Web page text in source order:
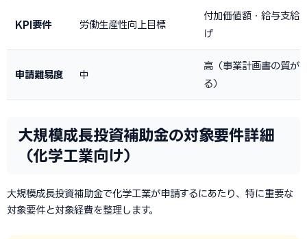
KPI要件 労働生産性向上目標
付加価値額・給与支給
げ
申請難易度 中
高（事業計画書の質が
る）
大規模成長投資補助金の対象要件詳細
（化学工業向け）
大規模成長投資補助金で化学工業が申請するにあたり、特に重要な
対象要件と対象経費を整理します。